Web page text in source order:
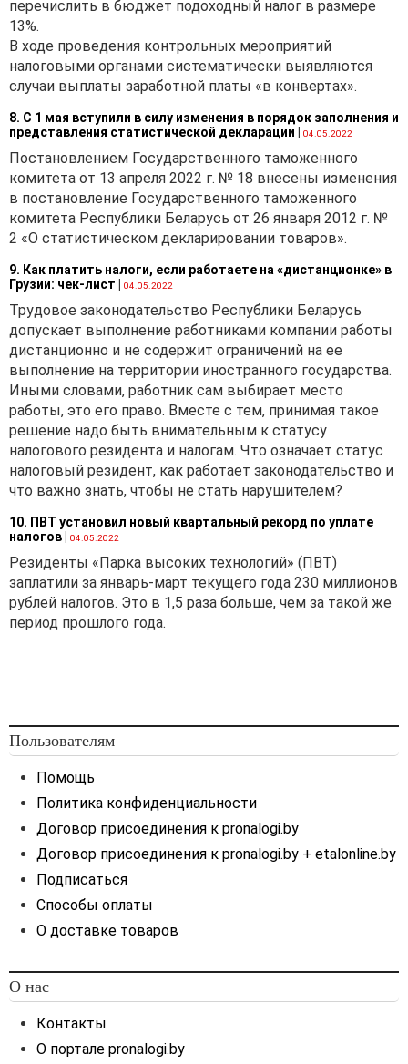
перечислить в бюджет подоходный налог в размере
13%.
В ходе проведения контрольных мероприятий
налоговыми органами систематически выявляются
случаи выплаты заработной платы «в конвертах».
8. С 1 мая вступили в силу изменения в порядок заполнения и
представления статистической декларации
04.05.2022
Постановлением Государственного таможенного
комитета от 13 апреля 2022 г. № 18 внесены изменения
в постановление Государственного таможенного
комитета Республики Беларусь от 26 января 2012 г. №
2 «О статистическом декларировании товаров».
9. Как платить налоги, если работаете на «дистанционке» в
Грузии: чек-лист
04.05.2022
Трудовое законодательство Республики Беларусь
допускает выполнение работниками компании работы
дистанционно и не содержит ограничений на ее
выполнение на территории иностранного государства.
Иными словами, работник сам выбирает место
работы, это его право. Вместе с тем, принимая такое
решение надо быть внимательным к статусу
налогового резидента и налогам. Что означает статус
налоговый резидент, как работает законодательство и
что важно знать, чтобы не стать нарушителем?
10. ПВТ установил новый квартальный рекорд по уплате
налогов
04.05.2022
Резиденты «Парка высоких технологий» (ПВТ)
заплатили за январь-март текущего года 230 миллионов
рублей налогов. Это в 1,5 раза больше, чем за такой же
период прошлого года.
Пользователям
Помощь
Политика конфиденциальности
Договор присоединения к pronalogi.by
Договор присоединения к pronalogi.by + etalonline.by
Подписаться
Способы оплаты
О доставке товаров
О нас
Контакты
О портале pronalogi.by